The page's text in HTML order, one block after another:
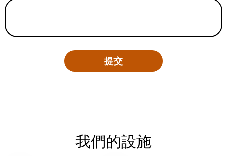
我們的設施
提交